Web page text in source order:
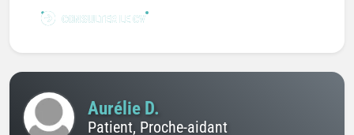
CONSULTER LE CV
Aurélie D.
Patient, Proche-aidant